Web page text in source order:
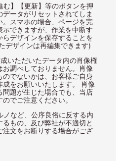
む】【更新】等のボタンを押
ータがリセットされてしま
スマホの場合、ページを完
できますが、作業を中断す
デザインを保存することを
デザインは再編集できます)
いただいたデータ内の肖像権
調べしておりません。肖像
でないかは、お客様ご自身
をお願いいたします。 肖像
題が生じた場合でも、当店
でご注意ください。
ノなど、公序良俗に反する内
もの、及び弊社が不適切と
文をお断りする場合がござ